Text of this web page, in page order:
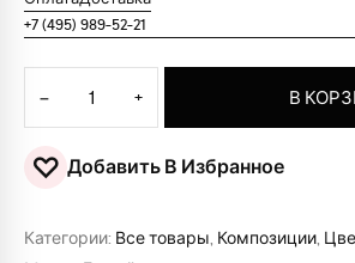
+7 (495) 989-52-21
− + В
♡ Добавить В Избранное
Категории: Все товары, Композиции,